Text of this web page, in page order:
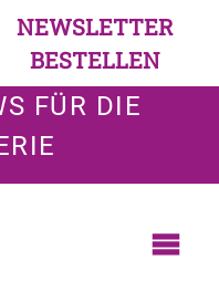
NEWSLETTER
BESTELLEN
FÜR DIE